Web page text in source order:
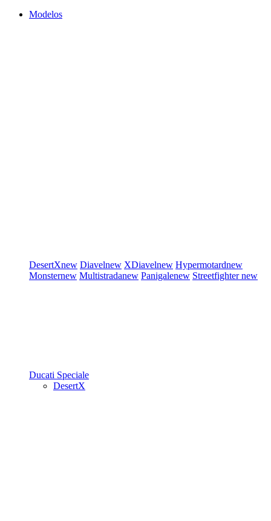
Modelos
DesertXnew Diavelnew XDiavelnew Hypermotardnew
Monsternew Multistradanew Panigalenew Streetfighternew
Ducati Speciale
DesertX